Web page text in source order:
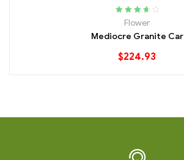
RatedFlower
Mediocre Granite Car
$224.93